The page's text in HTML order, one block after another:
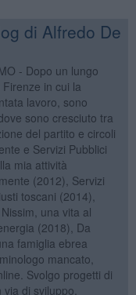
di Alfredo De
- Dopo un lungo
in cui la
lavoro, sono
sono cresciuto tra
del partito e circoli
e Servizi Pubblici
mia attività
(2012), Servizi
toscani (2014),
una vita al
(2018), Da
famiglia ebrea
mancato,
Svolgo progetti di
di sviluppo.